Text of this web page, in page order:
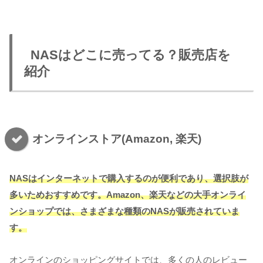
NASはどこに売ってる？販売店を
紹介
オンラインストア(Amazon, 楽天)
NASはインターネットで購入するのが便利であり、選択肢が
多いためおすすめです。Amazon、楽天などの大手オンライ
ンショップでは、さまざまな種類のNASが販売されていま
す。
オンラインのショッピングサイトでは、多くの人のレビュー